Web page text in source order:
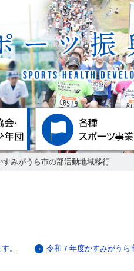
スポーツ協会・スポーツ少
すみがうら市の部活動地域移行
。
令和７年度かすみがうら